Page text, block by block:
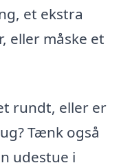
et ekstra
eller måske et
rundt, eller er
Tænk også
udestue i